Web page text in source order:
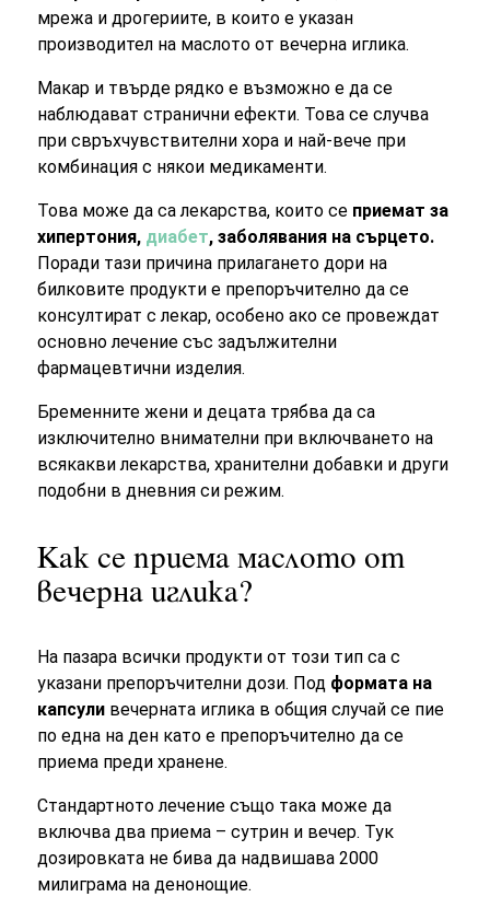
мрежа и дрогериите, в които е указан
производител на маслото от вечерна иглика.
Макар и твърде рядко е възможно е да се
наблюдават странични ефекти. Това се случва
при свръхчувствителни хора и най-вече при
комбинация с някои медикаменти.
Това може да са лекарства, които се приемат за
хипертония, диабет, заболявания на сърцето.
Поради тази причина прилагането дори на
билковите продукти е препоръчително да се
консултират с лекар, особено ако се провеждат
основно лечение със задължителни
фармацевтични изделия.
Бременните жени и децата трябва да са
изключително внимателни при включването на
всякакви лекарства, хранителни добавки и други
подобни в дневния си режим.
Как се приема маслото от
вечерна иглика?
На пазара всички продукти от този тип са с
указани препоръчителни дози. Под формата на
капсули вечерната иглика в общия случай се пие
по една на ден като е препоръчително да се
приема преди хранене.
Стандартното лечение също така може да
включва два приема – сутрин и вечер. Тук
дозировката не бива да надвишава 2000
милиграма на денонощие.